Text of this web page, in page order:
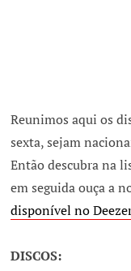
Reunimos aqui os
sexta, sejam
Então descubra na
em seguida ouça a
disponível no
DISCOS: